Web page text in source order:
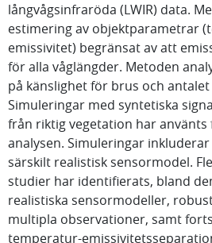
långvågsinfraröda (LWIR) data.
estimering av objektparametrar
emissivitet) begränsat av att
för alla våglängder. Metoden
på känslighet för brus och
Simuleringar med syntetiska
från riktig vegetation har använts
analysen. Simuleringar
särskilt realistisk sensormodel.
studier har identifierats, bland
realistiska sensormodeller,
multipla observationer, samt
temperatur-